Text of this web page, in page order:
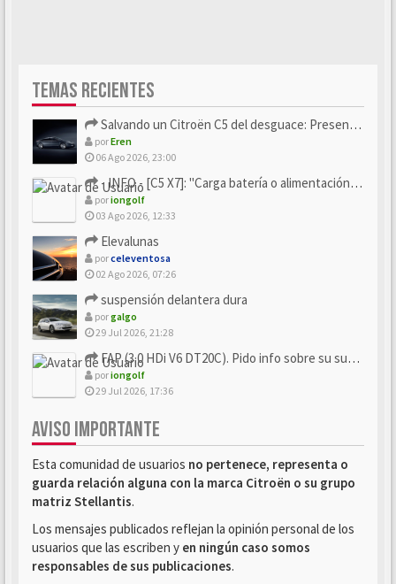
TEMAS RECIENTES
Salvando un Citroën C5 del desguace: Presentación y seguimiento
porEren
06 Ago 2026, 23:00
- INFO - [C5 X7]: "Carga batería o alimentación eléctri...
poriongolf
03 Ago 2026, 12:33
Elevalunas
porceleventosa
02 Ago 2026, 07:26
suspensión delantera dura
porgalgo
29 Jul 2026, 21:28
FAP (3.0 HDi V6 DT20C). Pido info sobre su sustitución
poriongolf
29 Jul 2026, 17:36
AVISO IMPORTANTE
Esta comunidad de usuarios no pertenece, representa o
guarda relación alguna con la marca Citroën o su grupo
matriz Stellantis.
Los mensajes publicados reflejan la opinión personal de los
usuarios que las escriben y en ningún caso somos
responsables de sus publicaciones.